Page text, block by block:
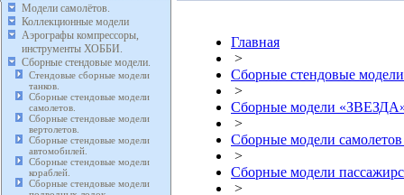
Модели самолётов.
Коллекционные модели
Аэрографы компрессоры,
инструменты ХОББИ.
Сборные стендовые модели.
Стендовые сборные модели
танков.
Сборные стендовые модели
самолетов.
Сборные стендовые модели
вертолетов.
Сборные стендовые модели
автомобилей.
Сборные стендовые модели
кораблей.
Сборные стендовые модели
Главная
>
Сборные стендовые
>
Сборные модели
>
Сборные модели
>
Сборные модели
>